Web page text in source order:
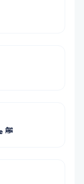
La construction de la mosquée du Prophète ﷺ